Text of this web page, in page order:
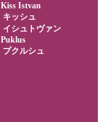
Kiss Istvan
キッシュ
イシュトヴァン
Puklus
プクルシュ